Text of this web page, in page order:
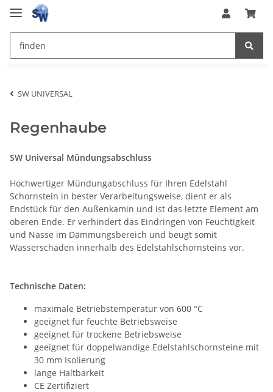
SW UNIVERSAL
Regenhaube
SW Universal Mündungsabschluss
Hochwertiger Mündungabschluss für Ihren Edelstahl
Schornstein in bester Verarbeitungsweise, dient er als
Endstück für den Außenkamin und ist das letzte Element am
oberen Ende. Er verhindert das Eindringen von Feuchtigkeit
und Nässe im Dämmungsbereich und beugt somit
Wasserschäden innerhalb des Edelstahlschornsteins vor.
Technische Daten:
maximale Betriebstemperatur von 600 °C
geeignet für feuchte Betriebsweise
geeignet für trockene Betriebsweise
geeignet für doppelwandige Edelstahlschornsteine mit
30 mm Isolierung
lange Haltbarkeit
CE Zertifiziert